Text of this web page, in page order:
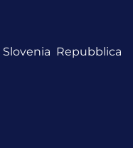
Slovenia Repubblica